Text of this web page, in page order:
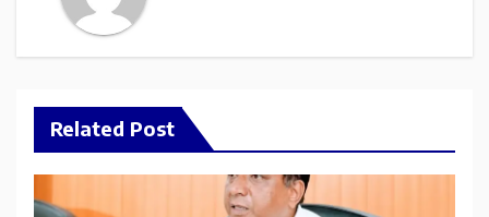
Related Post